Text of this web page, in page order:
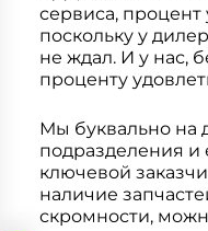
сервиса,
поскольку у
не ждал. И у нас,
проценту
Мы буквально на
подразделения и
ключевой
наличие
скромности,